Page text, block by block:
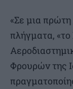
«Σε μια
πλήγματα,
Φρουρών της